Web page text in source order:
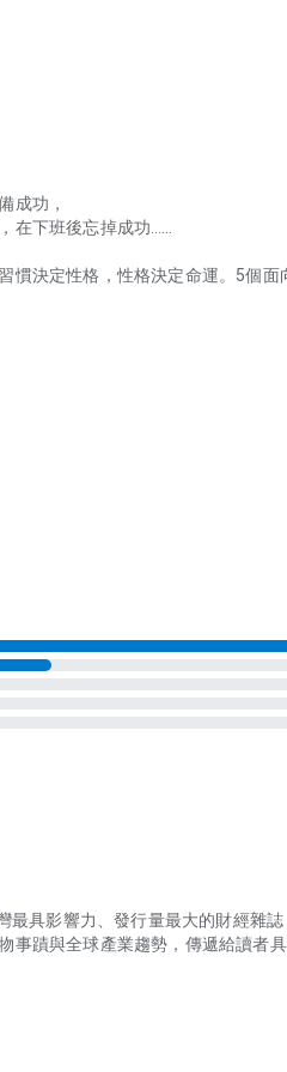
成功，
在下班後忘掉成功……
慣決定性格，性格決定命運。5個
事，帶讀者發現各領域的成功者，
最具影響力、發行量最大的財經雜誌
事蹟與全球產業趨勢， 傳遞給讀者
最具影響力、發行量最大的財經